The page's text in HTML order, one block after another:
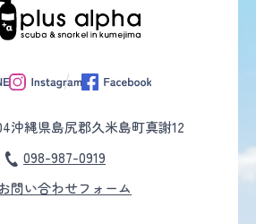
沖縄県島尻郡久米島町真謝12
098-987-0919
問い合わせフォーム